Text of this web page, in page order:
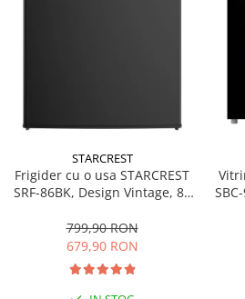
STARCREST
Frigider cu o usa STARCREST
SRF-86BK, Design Vintage, 85
interioara, H 84 cm, Negru
799,90 RON
679,90 RON